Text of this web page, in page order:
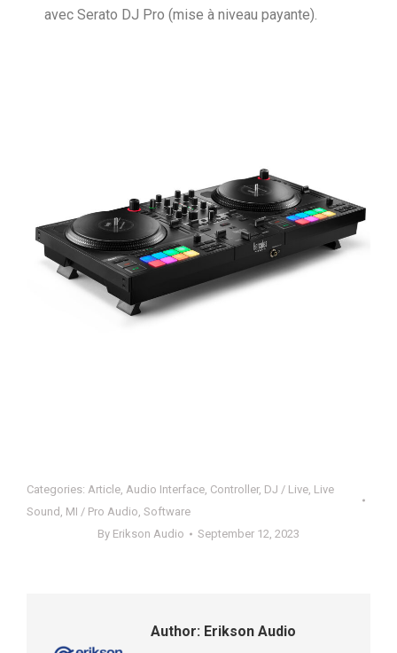
avec Serato DJ Pro (mise à niveau payante).
Categories: Article, Audio Interface, Controller, DJ / Live, Live
Sound , MI / Pro Audio, Software
By Erikson Audio September 12, 2023
Author: Erikson Audio